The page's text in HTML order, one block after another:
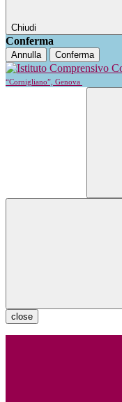
Chiudi
Conferma
Annulla Conferma
“Cornigliano”, Genova
close